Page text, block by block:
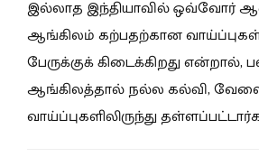
இல்லாத இந்தியாவில் ஒவ்வோர்
ஆங்கிலம் கற்பதற்கான
பேருக்குக் கிடைக்கிறது என்றால்,
ஆங்கிலத்தால் நல்ல கல்வி,
வாய்ப்புகளிலிருந்து